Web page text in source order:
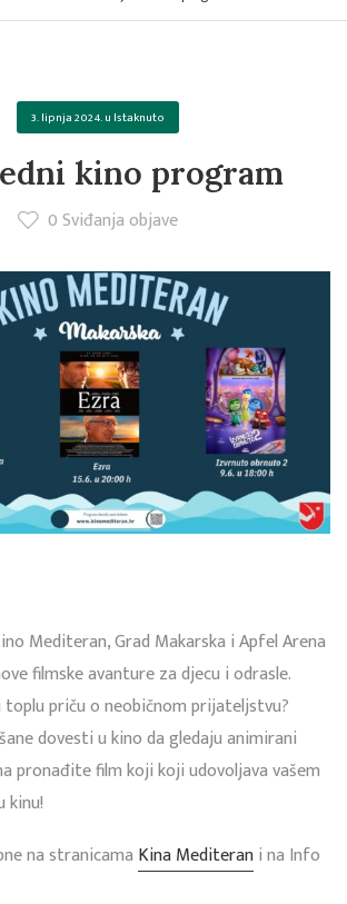
3. lipnja 2024.u Istaknuto
kino program
0 Sviđanja objave
Mediteran, Grad Makarska i Apfel Arena
filmske avanture za djecu i odrasle.
toplu priču o neobičnom prijateljstvu?
dovesti u kino da gledaju animirani
pronađite film koji koji udovoljava vašem
kinu!
na stranicama Kina Mediterani na Info